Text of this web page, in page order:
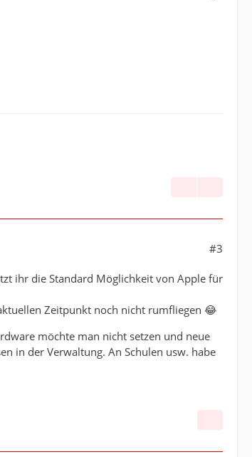
#3
ihr die Standard Möglichkeit von Apple für
Zeitpunkt noch nicht rumfliegen 😂
möchte man nicht setzen und neue
in der Verwaltung. An Schulen usw. habe